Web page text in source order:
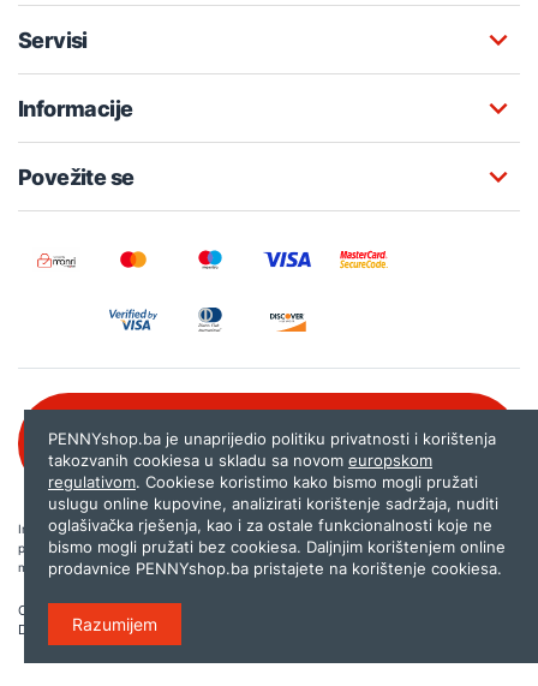
Servisi
Informacije
Povežite se
080 020 261
Internet trgovina PENNYshop.ba nastoji objavljivati samo provjerene i pravilne
podatke. Ako na našoj stranici otkrijete neistinite, odnosno neadekvatne informacije,
molimo vas da nam to javite nashop@pennyplus.com .
Copyright © 2026.
Dizajn i programiranje:
PENNYshop.ba je unaprijedio politiku privatnosti i korištenja
takozvanih cookiesa u skladu sa novom europskom
regulativom. Cookiese koristimo kako bismo mogli pružati
uslugu online kupovine, analizirati korištenje sadržaja, nuditi
oglašivačka rješenja, kao i za ostale funkcionalnosti koje ne
bismo mogli pružati bez cookiesa. Daljnjim korištenjem online
prodavnice PENNYshop.ba pristajete na korištenje cookiesa.
Razumijem